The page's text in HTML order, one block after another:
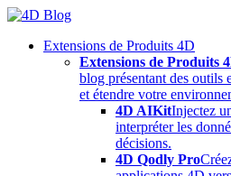
Skip
contentExtensions de Produits 4D
Extensions de Produits
blog présentant des outils
et étendre votre
4D AIKitInjectez
interpréter les
décisions.
4D Qodly Pro